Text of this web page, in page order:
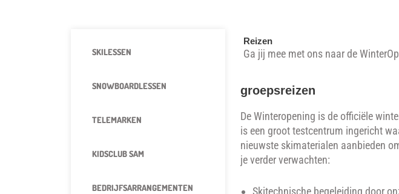
SKILESSEN
SNOWBOARDLESSEN
TELEMARKEN
KIDSCLUB SAM
BEDRIJFSARRANGEMENTEN
Reizen
Ga jij mee met ons naar de
groepsreizen
De Winteropening is de officiële
is een groot testcentrum ingericht
nieuwste skimaterialen aanbieden
je verder verwachten: